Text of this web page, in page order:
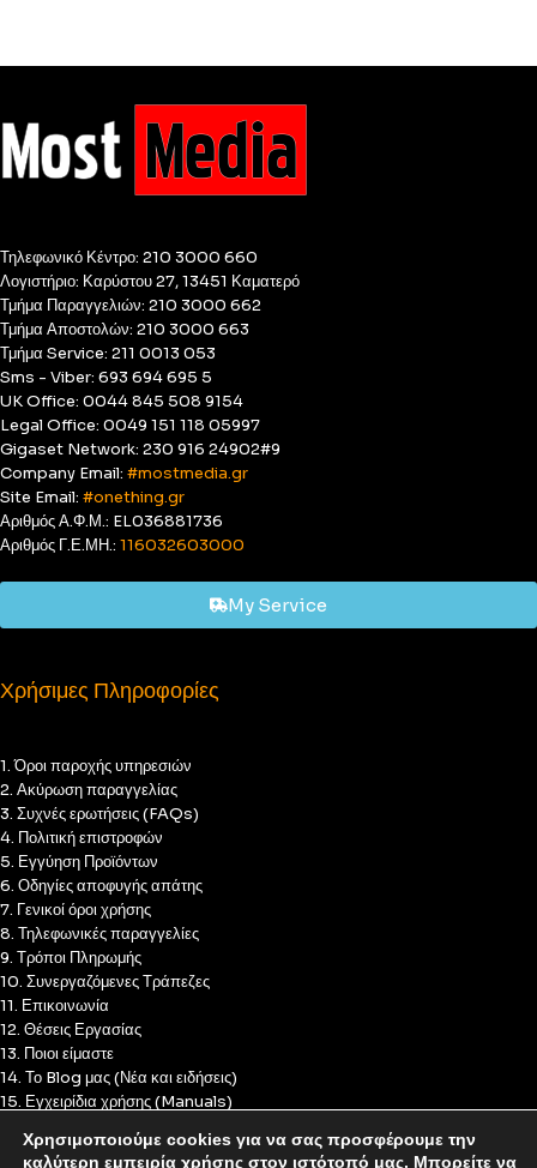
Τηλεφωνικό Κέντρο: 210 3000 660
Λογιστήριο: Καρύστου 27, 13451 Καματερό
Τμήμα Παραγγελιών: 210 3000 662
Τμήμα Αποστολών: 210 3000 663
Τμήμα Service: 211 0013 053
Sms - Viber: 693 694 695 5
UK Office: 0044 845 508 9154
Legal Office: 0049 151 118 05997
Gigaset Network: 230 916 24902#9
Company Email: #mostmedia.gr
Site Email: #onething.gr
Αριθμός Α.Φ.Μ.: EL036881736
Αριθμός Γ.Ε.ΜΗ.: 116032603000
My Service
Χρήσιμες Πληροφορίες
1. Όροι παροχής υπηρεσιών
2. Ακύρωση παραγγελίας
3. Συχνές ερωτήσεις (FAQs)
4. Πολιτική επιστροφών
5. Εγγύηση Προϊόντων
6. Οδηγίες αποφυγής απάτης
7. Γενικοί όροι χρήσης
8. Τηλεφωνικές παραγγελίες
9. Τρόποι Πληρωμής
10. Συνεργαζόμενες Τράπεζες
11. Επικοινωνία
12. Θέσεις Εργασίας
13. Ποιοι είμαστε
14. Το Blog μας (Νέα και ειδήσεις)
15. Εγχειρίδια χρήσης (Manuals)
17. Πολιτική Cookies
Χρησιμοποιούμε cookies για να σας προσφέρουμε την
καλύτερη εμπειρία χρήσης στον ιστότοπό μας. Μπορείτε να